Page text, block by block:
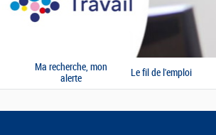
Ma recherche, mon
alerte
Le fil de l'emploi